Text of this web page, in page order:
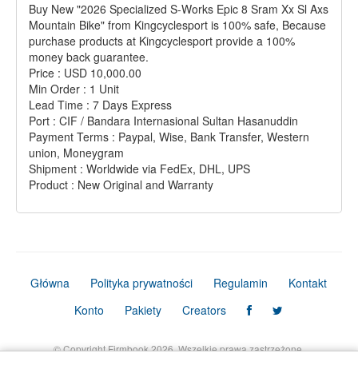
Buy New "2026 Specialized S-Works Epic 8 Sram Xx Sl Axs
Mountain Bike" from Kingcyclesport is 100% safe, Because
purchase products at Kingcyclesport provide a 100%
money back guarantee.
Price : USD 10,000.00
Min Order : 1 Unit
Lead Time : 7 Days Express
Port : CIF / Bandara Internasional Sultan Hasanuddin
Payment Terms : Paypal, Wise, Bank Transfer, Western
union, Moneygram
Shipment : Worldwide via FedEx, DHL, UPS
Product : New Original and Warranty
Główna Polityka prywatności Regulamin
Kontakt
Konto
Pakiety Creators
© Copyright Firmbook 2026. Wszelkie prawa zastrzeżone.